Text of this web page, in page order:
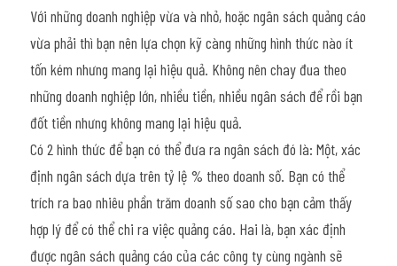
Với những doanh nghiệp vừa và nhỏ, hoặc ngân sách quảng cáo
vừa phải thì bạn nên lựa chọn kỹ càng những hình thức nào ít
tốn kém nhưng mang lại hiệu quả. Không nên chay đua theo
những doanh nghiệp lớn, nhiều tiền, nhiều ngân sách để rồi bạn
đốt tiền nhưng không mang lại hiệu quả.
Có 2 hình thức để bạn có thể đưa ra ngân sách đó là: Một, xác
định ngân sách dựa trên tỷ lệ % theo doanh số. Bạn có thể
trích ra bao nhiêu phần trăm doanh số sao cho bạn cảm thấy
hợp lý để có thể chi ra việc quảng cáo. Hai là, bạn xác định
được ngân sách quảng cáo của các công ty cùng ngành sẽ